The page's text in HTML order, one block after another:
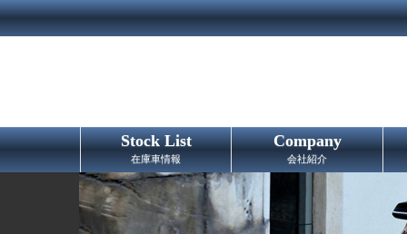
Stock List
在庫車情報
Company
会社紹介